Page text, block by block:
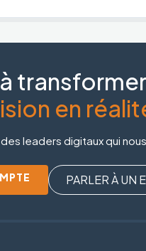
transformer
en
leaders digitaux qui
PARLER À UN